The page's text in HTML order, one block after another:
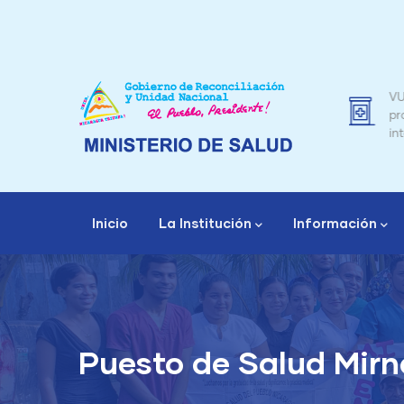
VUCEN – Trámite de factura de
producto farmacéutico y de otro
principal
Inicio La Institución Información
Puesto de Salud